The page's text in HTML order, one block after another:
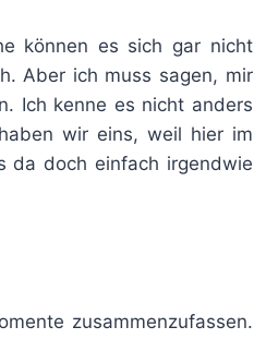
können es sich gar nicht
Aber ich muss sagen, mir
Ich kenne es nicht anders
wir eins, weil hier im
da doch einfach irgendwie
zusammenzufassen.